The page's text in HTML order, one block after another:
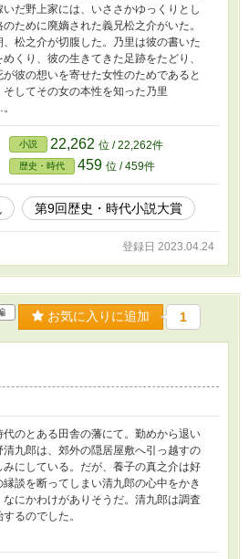
いだ野上家には、いささかゆっくりとし
のために廃嫡された義兄松之介がいた。
、松之介が切腹した。乃里は彼の書いた
めくり、彼の生きてきた足跡をたどり、
が彼の想いを寄せた女性のためであると
そしてその女の本性を知った乃里
小説 22,262 位 / 22,262件
歴史・時代 459 位 / 459件
第9回歴史・時代小説大賞
登録日 2023.04.24
お気に入りに追加 1
代のとある田舎の藩にて。勤めから退い
清九郎は、郊外の隠居屋敷へ引っ越すの
みにしている。だが、養子の真之介は好
縁談を断ってしまい清九郎の心中をかき
なにかわけがありそうだ。清九郎は調査
るのでした。